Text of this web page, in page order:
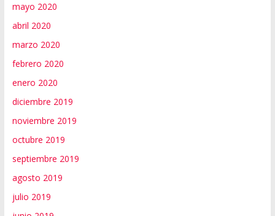
mayo 2020
abril 2020
marzo 2020
febrero 2020
enero 2020
diciembre 2019
noviembre 2019
octubre 2019
septiembre 2019
agosto 2019
julio 2019